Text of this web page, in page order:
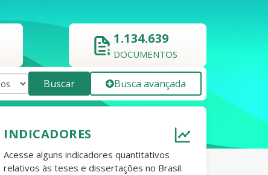
1.134.639
DOCUMENTOS
Buscar Busca avançada
INDICADORES
Acesse alguns indicadores quantitativos
relativos às teses e dissertações no Brasil.